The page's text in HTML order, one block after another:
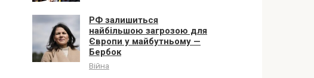
РФ залишиться
найбільшою загрозою для
Європи у майбутньому —
Бербок
Війна